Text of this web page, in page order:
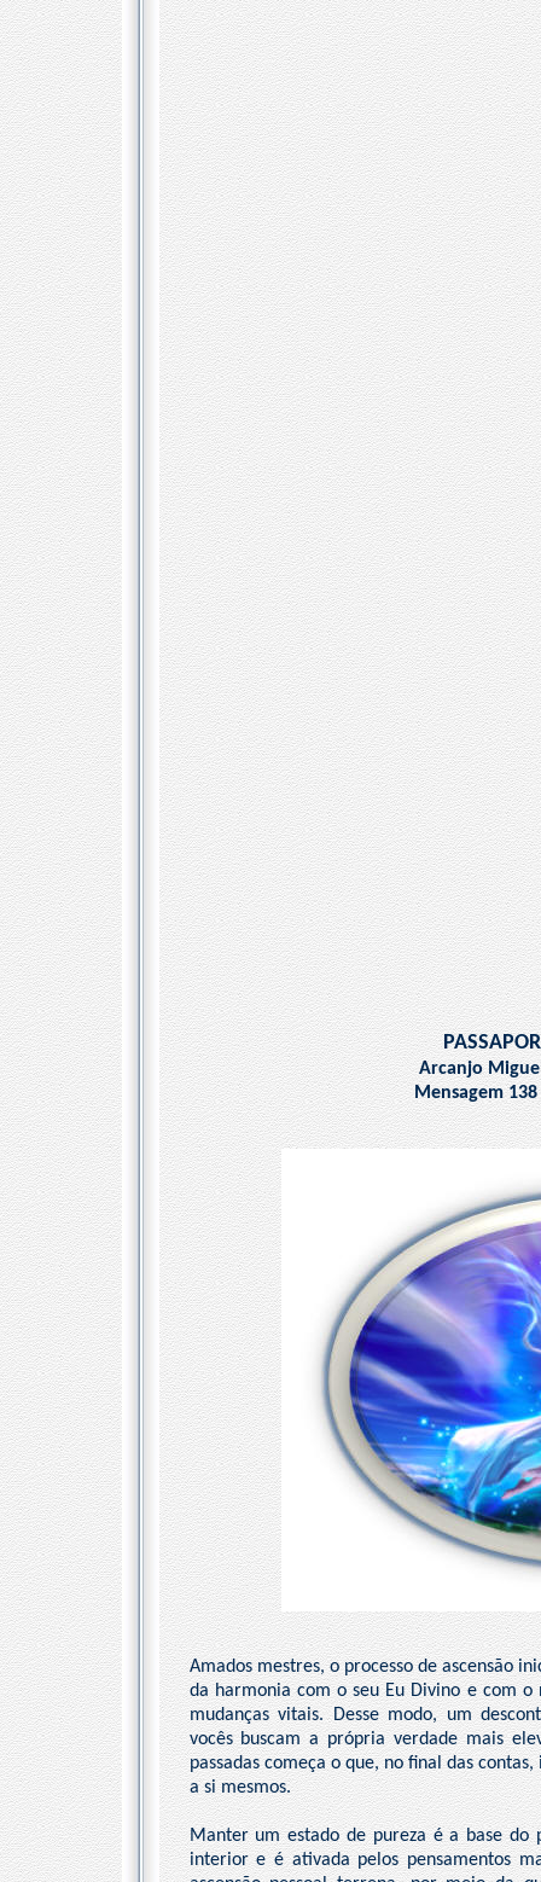
Arcanjo
Mensagem
Amados mestres, o processo de ascensão
da harmonia com o seu Eu Divino e com o
mudanças vitais. Desse modo, um
vocês buscam a própria verdade mais
passadas começa o que, no final das
a si mesmos.
Manter um estado de pureza é a base do
interior e é ativada pelos pensamentos